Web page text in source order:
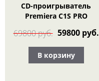
CD-проигрыватель
Premiera C1S PRO
69800 руб. 59800 руб.
В корзину